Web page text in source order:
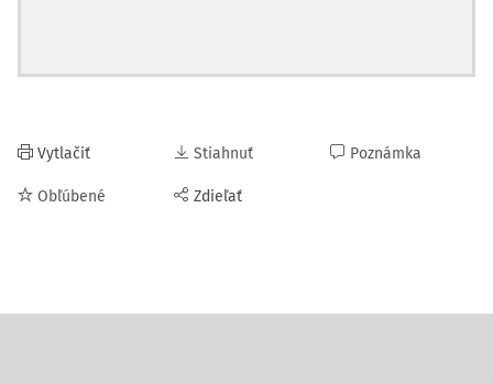
Vytlačiť
Obľúbené
Stiahnuť
Zdieľať
Poznámka